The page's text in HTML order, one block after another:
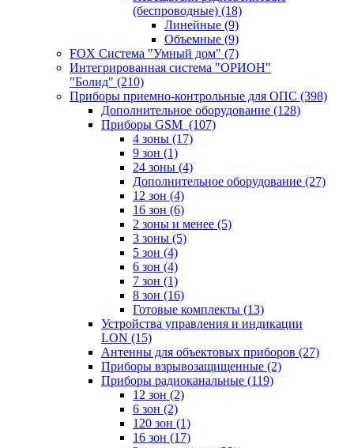
(беспроводные) (18)
Линейные (9)
Объемные (9)
FOX Система "Умный дом" (7)
Интегрированная система "ОРИОН"
"Болид" (210)
Приборы приемно-контрольные для ОПС (398)
Дополнительное оборудование (128)
Приборы GSM (107)
4 зоны (17)
9 зон (1)
24 зоны (4)
Дополнительное оборудование (27)
12 зон (4)
16 зон (6)
2 зоны и менее (5)
3 зоны (5)
5 зон (4)
6 зон (4)
7 зон (1)
8 зон (16)
Готовые комплекты (13)
Устройства управления и индикации
LON (15)
Антенны для объектовых приборов (27)
Приборы взрывозащищенные (2)
Приборы радиоканальные (119)
12 зон (2)
6 зон (2)
120 зон (1)
16 зон (17)